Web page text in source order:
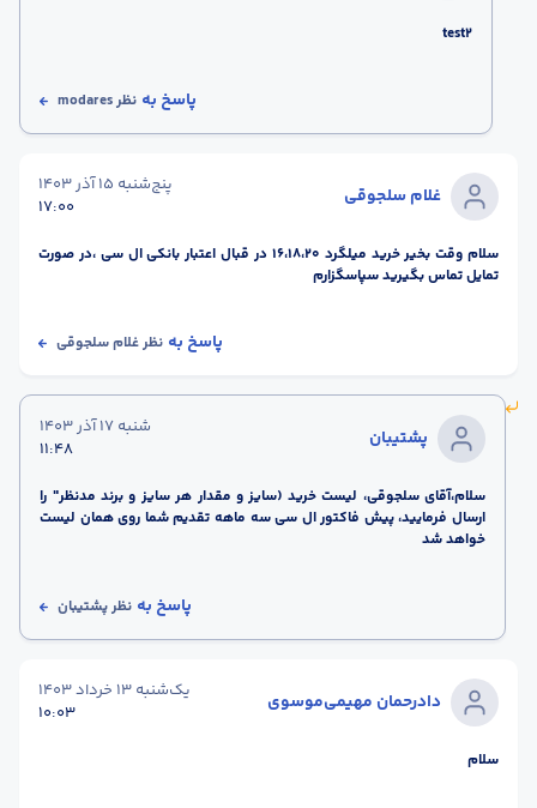
test2
پاسخ به نظرmodares
غلام سلجوقی
پنج‌شنبه 15 آذر 1403
17:00
سلام وقت بخیر خرید میلگرد 16،18،20 در قبال اعتبار بانکی ال سی ،در صورت
تمایل تماس بگیرید سپاسگزارم
پاسخ به نظرغلام سلجوقی
پشتیبان
شنبه 17 آذر 1403
11:48
سلام،آقای سلجوقی، لیست خرید (سایز و مقدار هر سایز و برند مدنظر" را
ارسال فرمایید، پیش فاکتور ال سی سه ماهه تقدیم شما روی همان لیست
خواهد شد
پاسخ به نظرپشتیبان
دادرحمان مهیمی‌موسوی
یک‌شنبه 13 خرداد 1403
10:03
سلام